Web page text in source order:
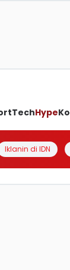
TechHype
Iklanin di IDN